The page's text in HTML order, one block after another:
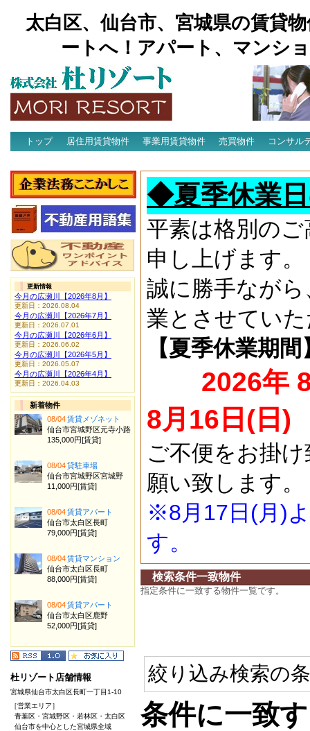
太白区、仙台市、宮城県の賃貸
ートへ！アパート、マンシ
トップ 居住用賃貸物件 事業用賃貸物件 売買物件
コンサル
◆夏季休業
平素は格別の
申し上げます。
誠に勝手なが
業とさせてい
【夏季休業期間
2026年
8月16日(日)
ご不便をお掛
願い致します。
※8月17日(月)
す。
検索条件一致物件
指定条件に一致する物件一覧です。
絞り込み検索の
条件に一致
更新情報
今月の広瀬川【2026年8月】
更新日：2026.08.04
今月の広瀬川【2026年7月】
更新日：2026.07.01
今月の広瀬川【2026年6月】
更新日：2026.06.02
今月の広瀬川【2026年5月】
更新日：2026.05.07
今月の広瀬川【2026年4月】
更新日：2026.04.03
新着物件
08/04賃貸メゾネット
仙台市宮城野区元寺小路
135,000円[賃貸]
08/04貸駐車場
仙台市宮城野区宮城野
11,000円[賃貸]
08/04賃貸アパート
仙台市太白区長町
79,000円[賃貸]
08/04賃貸マンション
仙台市太白区長町
88,000円[賃貸]
08/04賃貸アパート
仙台市太白区鹿野
52,000円[賃貸]
杜リゾート店舗情報
宮城県仙台市太白区長町一丁目1-10
［営業エリア］
青葉区・宮城野区・若林区・太白区
仙台市を中心とした宮城県全域